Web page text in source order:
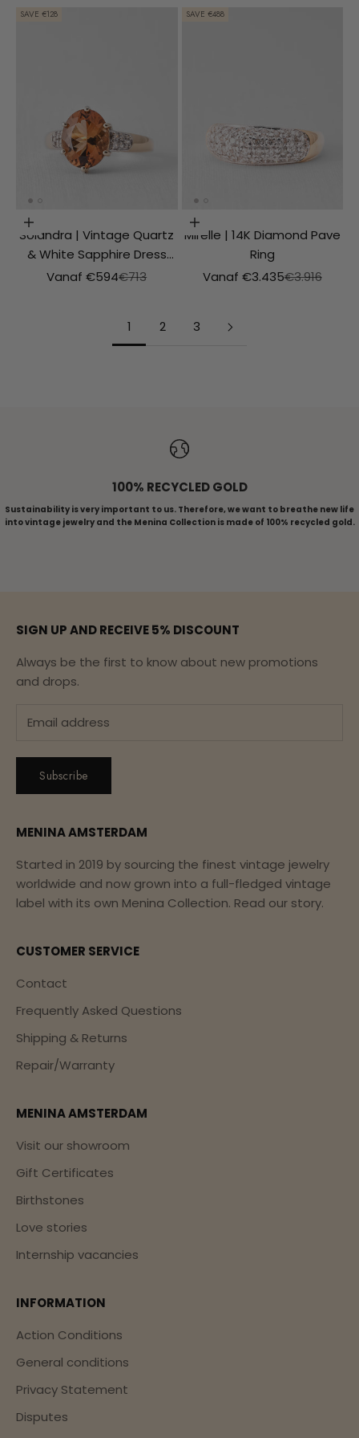
SAVE €128
Choosing options
Solandra | Vintage Quartz
& White Sapphire Dress
Ring
Aanbiedingsprijs
Vanaf €594Normale prijs
€713
SAVE €488
Choosing options
Mirelle | 14K Diamond Pave
Ring
Aanbiedingsprijs
Vanaf €3.435Normale
€3.916
1 2 3
100% RECYCLED GOLD
Sustainability is very important to us. Therefore, we want to breathe new life
into vintage jewelry and the Menina Collection is made of 100% recycled gold.
SIGN UP AND RECEIVE 5% DISCOUNT
Always be the first to know about new promotions
and drops.
Subscribe
MENINA AMSTERDAM
Started in 2019 by sourcing the finest vintage jewelry
worldwide and now grown into a full-fledged vintage
label with its own Menina Collection. Read our story.
CUSTOMER SERVICE
Contact
Frequently Asked Questions
Shipping & Returns
Repair/Warranty
MENINA AMSTERDAM
Visit our showroom
Gift Certificates
Birthstones
Love stories
Internship vacancies
INFORMATION
Action Conditions
General conditions
Privacy Statement
Disputes